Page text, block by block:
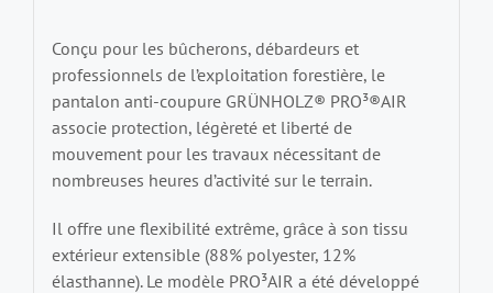
Conçu pour les bûcherons, débardeurs et
professionnels de l’exploitation forestière, le
pantalon anti-coupure GRÜNHOLZ® PRO³®AIR
associe protection, légèreté et liberté de
mouvement pour les travaux nécessitant de
nombreuses heures d’activité sur le terrain.
Il offre une flexibilité extrême, grâce à son tissu
extérieur extensible (88% polyester, 12%
élasthanne). Le modèle PRO³AIR a été développé